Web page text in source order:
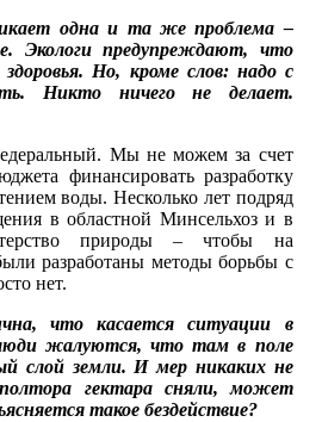
одна и та же проблема –
Экологи предупреждают, что
Но, кроме слов: надо с
Никто ничего не делает.
Мы не можем за счет
финансировать разработку
воды. Несколько лет подряд
в областной Минсельхоз и в
природы – чтобы на
разработаны методы борьбы с
нет.
что касается ситуации в
жалуются, что там в поле
слой земли. И мер никаких не
гектара сняли, может
такое бездействие?